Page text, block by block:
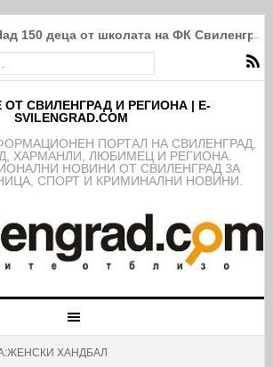
150 деца от школата на ФК
СВИЛЕНГРАД И РЕГИОНА | E-
SVILENGRAD.COM
ПОРТАЛ НА СВИЛЕНГРАД,
ХАРМАНЛИ, ЛЮБИМЕЦ И РЕГИОНА.
НОВИНИ ОТ СВИЛЕНГРАД ЗА
СПОРТ И КРИМИНАЛНИ НОВИНИ.
ХАНДБАЛ